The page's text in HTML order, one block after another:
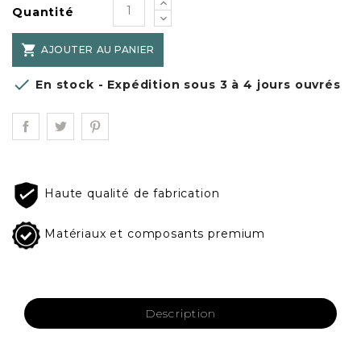
Quantité
 AJOUTER AU PANIER
 En stock - Expédition sous 3 à 4 jours ouvrés
Haute qualité de fabrication
Matériaux et composants premium
Description